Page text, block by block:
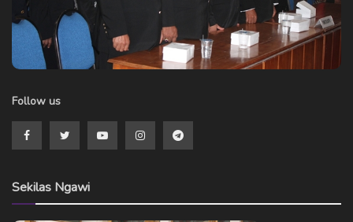
Follow us
Sekilas Ngawi